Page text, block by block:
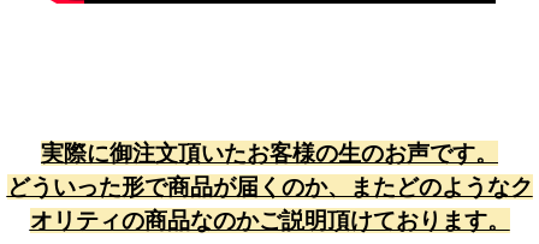
実際に御注文頂いたお客様の生のお声です。
どういった形で商品が届くのか、またどのようなク
オリティの商品なのかご説明頂けております。